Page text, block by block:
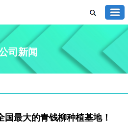
司新闻
国最大的青钱柳种植基地！